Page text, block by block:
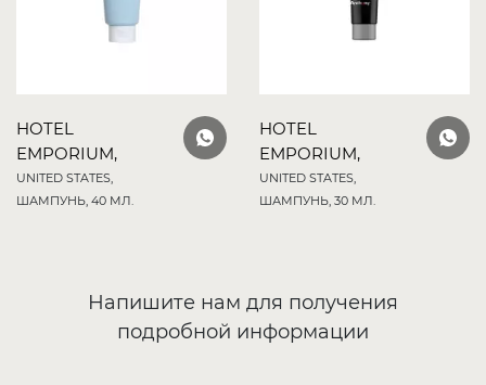
HOTEL
EMPORIUM,
UNITED STATES,
ШАМПУНЬ, 40 МЛ.
HOTEL
EMPORIUM,
UNITED STATES,
ШАМПУНЬ, 30 МЛ.
Напишите нам для получения
подробной информации